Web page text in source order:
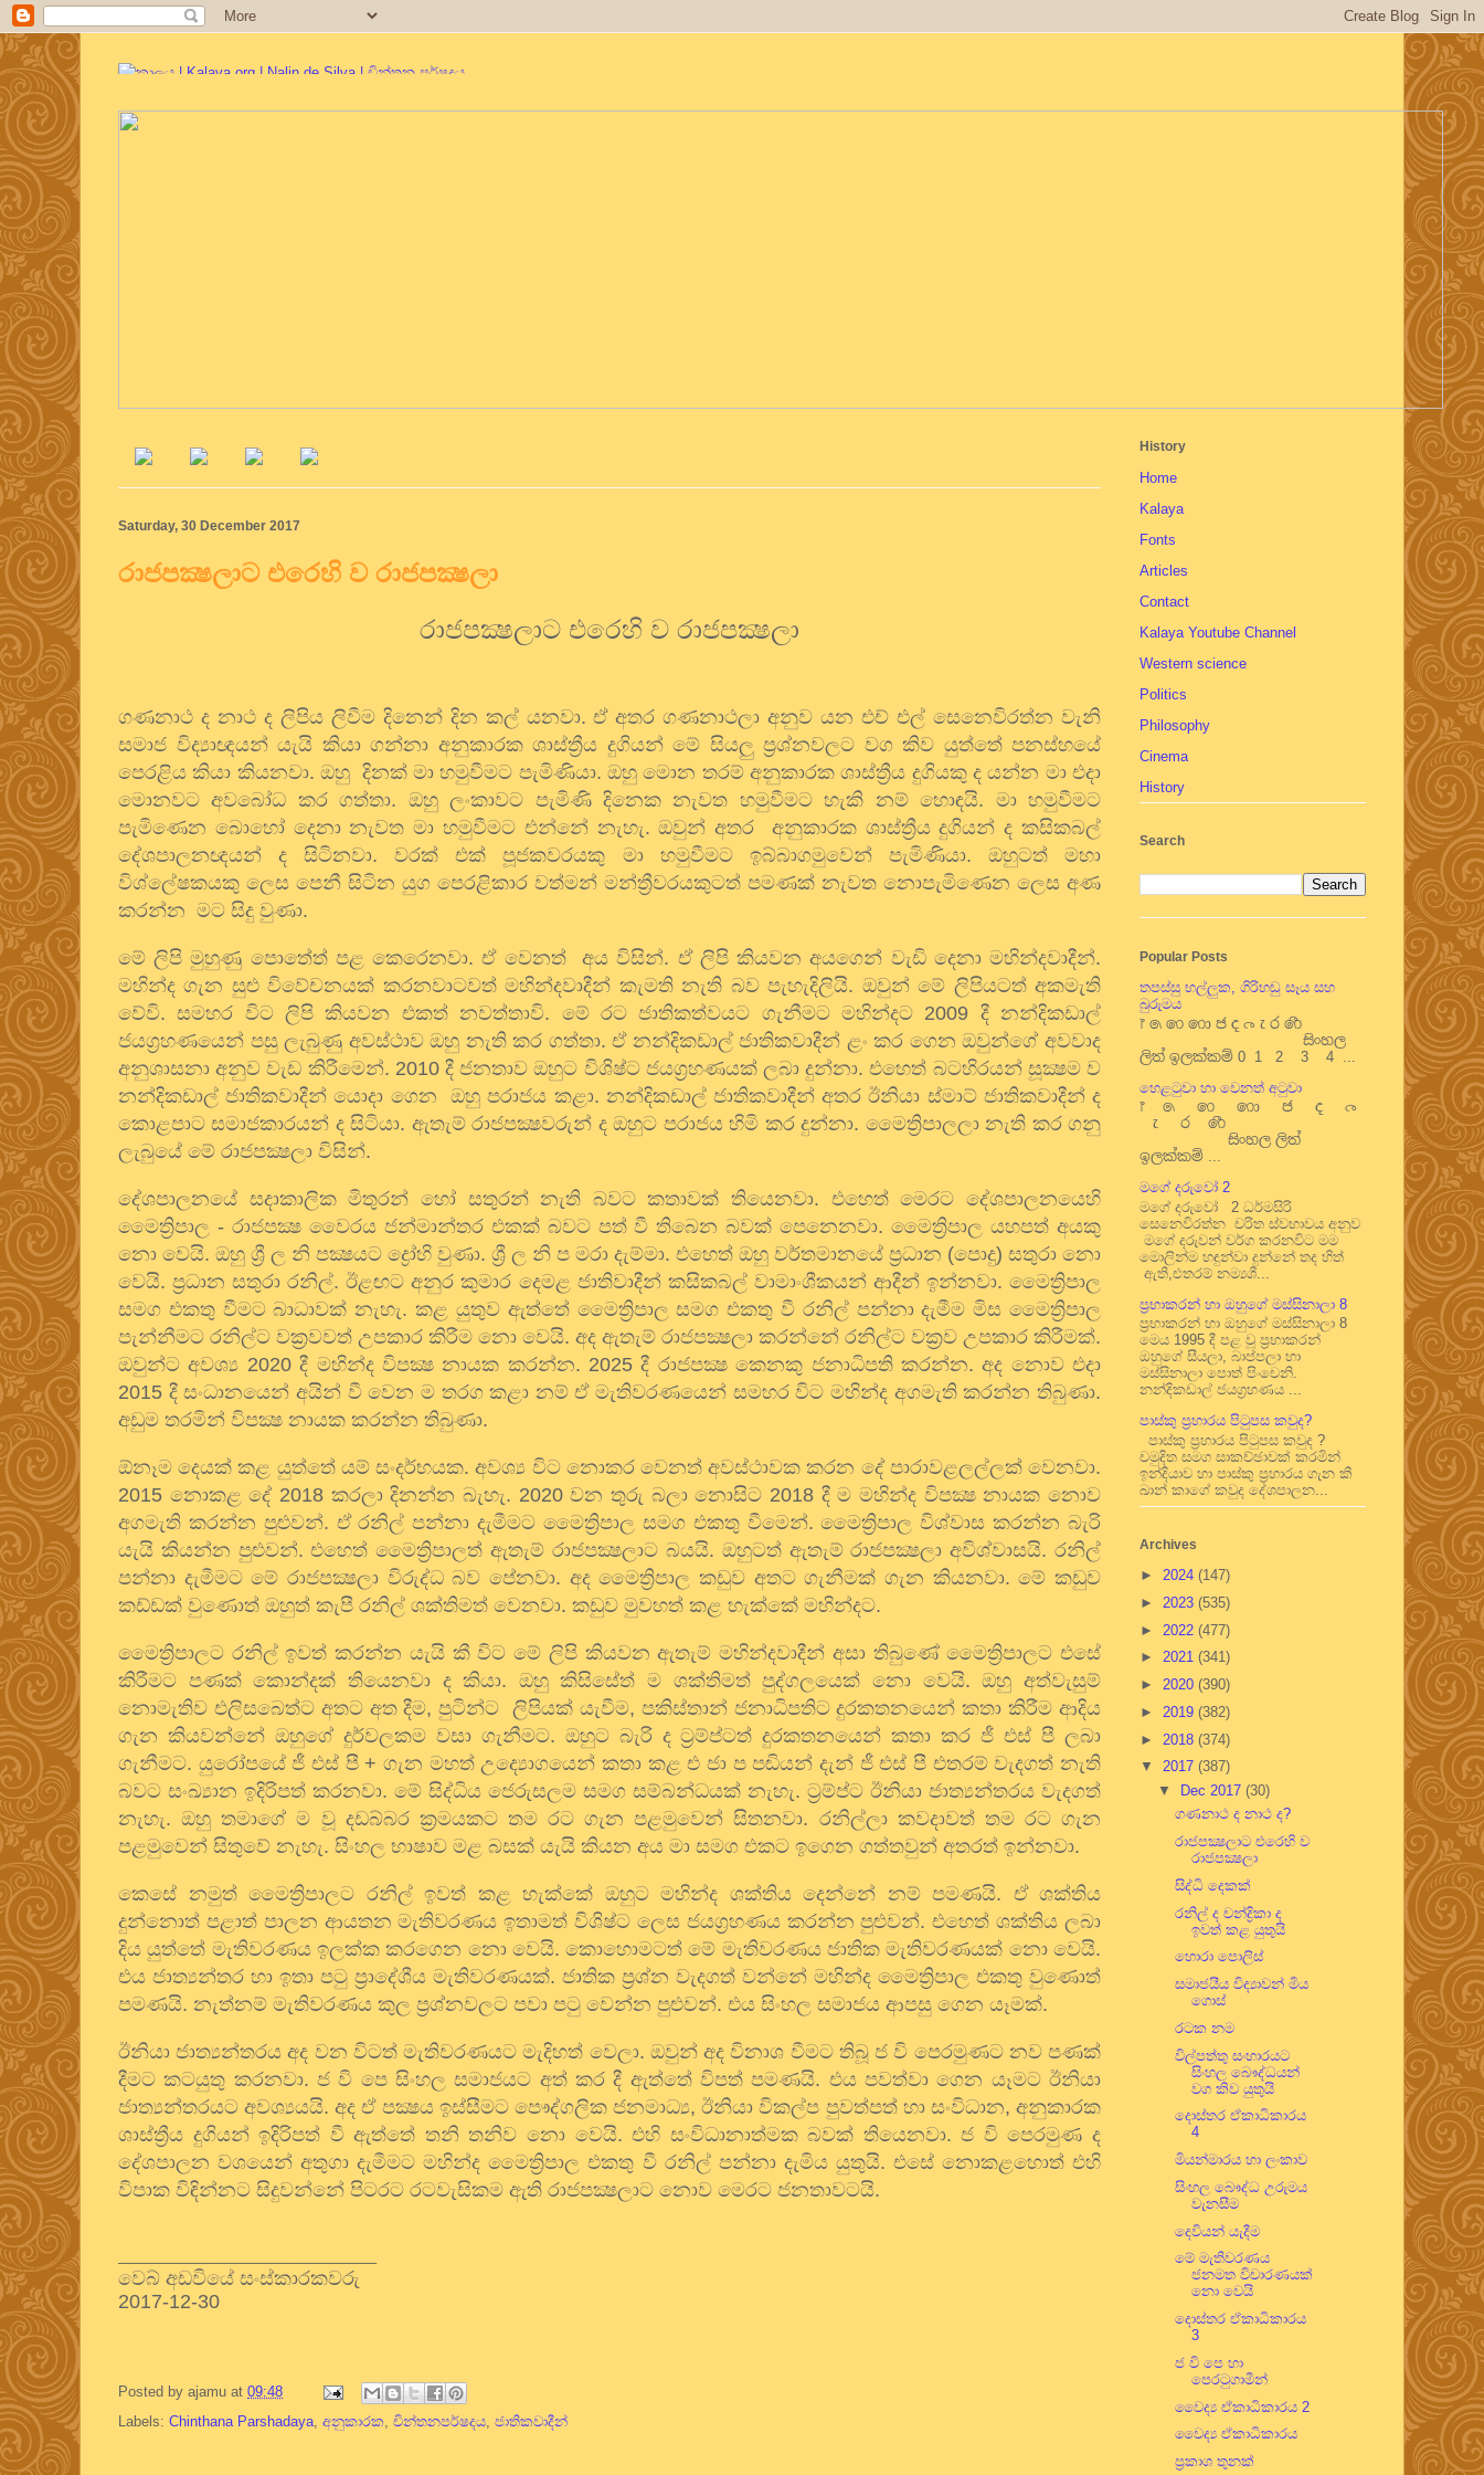
Saturday, 30 December 2017
රාජපක්‍ෂලාට එරෙහි ව රාජපක්‍ෂලා
රාජපක්‍ෂලාට එරෙහි ව රාජපක්‍ෂලා
ගණනාථ ද නාථ ද ලිපිය ලිවීම දිනෙන් දින කල් යනවා. ඒ අතර ගණනාථලා අනුව යන එච් එල් සෙනෙවිරත්න වැනි
සමාජ විද්‍යාඥයන් යැයි කියා ගන්නා අනුකාරක ශාස්ත්‍රීය දුගියන් මේ සියලු ප්‍රශ්නවලට වග කිව යුත්තේ පනස්හයේ
පෙරළිය කියා කියනවා. ඔහු දිනක් මා හමුවීමට පැමිණියා. ඔහු මොන තරම් අනුකාරක ශාස්ත්‍රීය දුගියකු ද යන්න මා එදා
මොනවට අවබෝධ කර ගත්තා. ඔහු ලංකාවට පැමිණි දිනෙක නැවත හමුවීමට හැකි නම් හොඳයි. මා හමුවීමට
පැමිණෙන බොහෝ දෙනා නැවත මා හමුවීමට එන්නේ නැහැ. ඔවුන් අතර අනුකාරක ශාස්ත්‍රීය දුගියන් ද කසිකබල්
දේශපාලනඥයන් ද සිටිනවා. වරක් එක් පූජකවරයකු මා හමුවීමට ඉබ්බාගමුවෙන් පැමිණියා. ඔහුටත් මහා
විශ්ලේෂකයකු ලෙස පෙනී සිටින යුග පෙරළිකාර වත්මන් මන්ත්‍රීවරයකුටත් පමණක් නැවත නොපැමිණෙන ලෙස අණ
කරන්න මට සිදු වුණා.
මේ ලිපි මුහුණු පොතේත් පළ කෙරෙනවා. ඒ වෙනත් අය විසින්. ඒ ලිපි කියවන අයගෙන් වැඩි දෙනා මහින්දවාදීන්.
මහින්ද ගැන සුළු විවේචනයක් කරනවාටවත් මහින්දවාදීන් කැමති නැති බව පැහැදිලියි. ඔවුන් මේ ලිපියටත් අකමැති
වේවි. සමහර විට ලිපි කියවන එකත් නවත්තාවි. මේ රට ජාතිකත්වයට ගැනීමට මහින්දට 2009 දී නන්දිකඩාල්
ජයග්‍රහණයෙන් පසු ලැබුණු අවස්ථාව ඔහු නැති කර ගත්තා. ඒ නන්දිකඩාල් ජාතිකවාදීන් ළං කර ගෙන ඔවුන්ගේ අවවාද
අනුශාසනා අනුව වැඩ කිරීමෙන්. 2010දී ජනතාව ඔහුට විශිෂ්ට ජයග්‍රහණයක් ලබා දුන්නා. එහෙත් බටහිරයන් සූක්‍ෂම ව
නන්දිකඩාල් ජාතිකවාදීන් යොදා ගෙන ඔහු පරාජය කළා. නන්දිකඩාල් ජාතිකවාදීන් අතර ඊනියා ස්මාට් ජාතිකවාදීන් ද
කොළපාට සමාජකාරයන් ද සිටියා. ඇතැම් රාජපක්‍ෂවරුන් ද ඔහුට පරාජය හිමි කර දුන්නා. මෛත්‍රිපාලලා නැති කර ගනු
ලැබුයේ මේ රාජපක්‍ෂලා විසින්.
දේශපාලනයේ සදාකාලික මිතුරන් හෝ සතුරන් නැති බවට කතාවක් තියෙනවා. එහෙත් මෙරට දේශපාලනයෙහි
මෛත්‍රිපාල - රාජපක්‍ෂ වෛරය ජන්මාන්තර එකක් බවට පත් වී තිබෙන බවක් පෙනෙනවා. මෛත්‍රිපාල යහපත් අයකු
නො වෙයි. ඔහු ශ්‍රී ල නි පක්‍ෂයට ද්‍රෝහි වුණා. ශ්‍රී ල නි ප මරා දැම්මා. එහෙත් ඔහු වර්තමානයේ ප්‍රධාන (පොදු) සතුරා නො
වෙයි. ප්‍රධාන සතුරා රනිල්. ඊළඟට අනුර කුමාර දෙමළ ජාතිවාදීන් කසිකබල් වාමාංශීකයන් ආදීන් ඉන්නවා. මෛත්‍රිපාල
සමග එකතු වීමට බාධාවක් නැහැ. කළ යුතුව ඇත්තේ මෛත්‍රිපාල සමග එකතු වී රනිල් පන්නා දැමීම මිස මෛත්‍රිපාල
පැන්නීමට රනිල්ට වක්‍රවවත් උපකාර කිරීම නො වෙයි. අද ඇතැම් රාජපක්‍ෂලා කරන්නේ රනිල්ට වක්‍රව උපකාර කිරීමක්.
ඔවුන්ට අවශ්‍ය 2020දී මහින්ද විපක්‍ෂ නායක කරන්න. 2025 දී රාජපක්‍ෂ කෙනකු ජනාධිපති කරන්න. අද නොව එදා
2015 දී සංධානයෙන් අයින් වී වෙන ම තරග කළා නම් ඒ මැතිවරණයෙන් සමහර විට මහින්ද අගමැති කරන්න තිබුණා.
අඩුම තරමින් විපක්‍ෂ නායක කරන්න තිබුණා.
ඕනෑම දෙයක් කළ යුත්තේ යම් සංදර්භයක. අවශ්‍ය විට නොකර වෙනත් අවස්ථාවක කරන දේ පාරාවළලල්ලක් වෙනවා.
2015 නොකළ දේ 2018 කරලා දිනන්න බැහැ. 2020වන තුරු බලා නොසිට 2018 දී ම මහින්ද විපක්‍ෂ නායක නොව
අගමැති කරන්න පුළුවන්. ඒ රනිල් පන්නා දැමීමට මෛත්‍රිපාල සමග එකතු වීමෙන්. මෛත්‍රිපාල විශ්වාස කරන්න බැරි
යැයි කියන්න පුළුවන්. එහෙත් මෛත්‍රිපාලත් ඇතැම් රාජපක්‍ෂලාට බයයි. ඔහුටත් ඇතැම් රාජපක්‍ෂලා අවිශ්වාසයි. රනිල්
පන්නා දැමීමට මේ රාජපක්‍ෂලා විරුද්ධ බව පේනවා. අද මෛත්‍රිපාල කඩුව අතට ගැනීමක් ගැන කියනවා. මේ කඩුව
කඩ්ඩක් වුණොත් ඔහුත් කැපී රනිල් ශක්තිමත් වෙනවා. කඩුව මුවහත් කළ හැක්කේ මහින්දට.
මෛත්‍රිපාලට රනිල් ඉවත් කරන්න යැයි කී විට මේ ලිපි කියවන ඇතැම් මහින්දවාදීන් අසා තිබුණේ මෛත්‍රිපාලට එසේ
කිරීමට පණක් කොන්දක් තියෙනවා ද කියා. ඔහු කිසිසේත් ම ශක්තිමත් පුද්ගලයෙක් නො වෙයි. ඔහු අත්වැසුම්
නොමැතිව එලිසබෙත්ට අතට අත දීම,පුටින්ට ලිපියක් යැවීම, පකිස්තාන් ජනාධිපතිට දුරකතනයෙන් කතා කිරීම ආදිය
ගැන කියවන්නේ ඔහුගේ දුර්වලකම වසා ගැනීමට. ඔහුට බැරි ද ට්‍රම්ප්ටත් දුරකතනයෙන් කතා කර ජී එස් පී ලබා
ගැනීමට. යුරෝපයේ ජී එස් පී + ගැන මහත් උද්‍යොගයෙන් කතා කළ එ ජා ප පඬියන් දැන් ජී එස් පී එතරම් වැදගත් නැති
බවට සංඛ්‍යාන ඉදිරිපත් කරනවා. මේ සිද්ධිය ජෙරුසලම සමග සම්බන්ධයක් නැහැ. ට්‍රම්ප්ට ඊනියා ජාත්‍යන්තරය වැදගත්
නැහැ. ඔහු තමාගේ ම වූ දඩබ්බර ක්‍රමයකට තම රට ගැන පළමුවෙන් සිතනවා. රනිල්ලා කවදාවත් තම රට ගැන
පළමුවෙන් සිතුවේ නැහැ. සිංහල භාෂාව මළ බසක් යැයි කියන අය මා සමග එකට ඉගෙන ගත්තවුන් අතරත් ඉන්නවා.
කෙසේ නමුත් මෛත්‍රිපාලට රනිල් ඉවත් කළ හැක්කේ ඔහුට මහින්ද ශක්තිය දෙන්නේ නම් පමණයි. ඒ ශක්තිය
දුන්නොත් පළාත් පාලන ආයතන මැතිවරණය ඉතාමත් විශිෂ්ට ලෙස ජයග්‍රහණය කරන්න පුළුවන්. එහෙත් ශක්තිය ලබා
දිය යුත්තේ මැතිවරණය ඉලක්ක කරගෙන නො වෙයි. කොහොමටත් මේ මැතිවරණය ජාතික මැතිවරණයක් නො වෙයි.
එය ජාත්‍යන්තර හා ඉතා පටු ප්‍රාදේශීය මැතිවරණයක්. ජාතික ප්‍රශ්න වැදගත් වන්නේ මහින්ද මෛත්‍රිපාල එකතු වුණොත්
පමණයි. නැත්නම් මැතිවරණය කුල ප්‍රශ්නවලට පවා පටු වෙන්න පුළුවන්. එය සිංහල සමාජය ආපසු ගෙන යෑමක්.
ඊනියා ජාත්‍යන්තරය අද වන විටත් මැතිවරණයට මැදිහත් වෙලා. ඔවුන් අද විනාශ වීමට තිබූ ජ වි පෙරමුණට නව පණක්
දීමට කටයුතු කරනවා. ජ වි පෙ සිංහල සමාජයට අත් කර දී ඇත්තේ විපත් පමණයි. එය පවත්වා ගෙන යෑමට ඊනියා
ජාත්‍යන්තරයට අවශ්‍යයයි. අද ඒ පක්‍ෂය ඉස්සීමට පෞද්ගලික ජනමාධ්‍ය,ඊනියා විකල්ප පුවත්පත් හා සංවිධාන,අනුකාරක
ශාස්ත්‍රීය දුගියන් ඉදිරිපත් වී ඇත්තේ තනි තනිව නො වෙයි. එහි සංවිධානාත්මක බවක් තියෙනවා. ජ වි පෙරමුණ ද
දේශපාලන වශයෙන් අතුගා දැමීමට මහින්ද මෛත්‍රිපාල එකතු වී රනිල් පන්නා දැමිය යුතුයි. එසේ නොකළහොත් එහි
විපාක විඳින්නට සිදුවන්නේ පිටරට රටවැසිකම ඇති රාජපක්‍ෂලාට නොව මෙරට ජනතාවටයි.
වෙබ් අඩවියේ සංස්කාරකවරු
2017-12-30
Posted by ajamu at 09:48
Labels: Chinthana Parshadaya අනුකාරක චින්තනපර්ෂදය ජාතිකවාදීන්
History
Home
Kalaya
Fonts
Articles
Contact
Kalaya Youtube Channel
Western science
Politics
Philosophy
Cinema
History
Search
Popular Posts
තපස්සු භල්ලුක, ගිරිහඬු සෑය සහ
බුරුමය
෦ ෧ ෨ ෩ ෪ ෫ ෬ ෭ ෮ ෯
සිංහල
ලිත් ඉලක්කම් 0 1 2 3 4 ...
හෙළටුවා හා වෙනත් අටුවා
෦ ෧ ෨ ෩ ෪ ෫ ෬
෭ ෮ ෯
සිංහල ලිත්
ඉලක්කම් ...
මගේ දරුවෝ 2
මගේ දරුවෝ 2 ධර්මසිරි
සෙනෙවිරත්න චරිත ස්වභාවය අනුව
මගේ දරුවන් වර්ග කරනවිට මම
මොලින්ම හඳුන්වා දුන්නේ තද හිත්
ඇති,එතරම් නම්‍යශී...
ප්‍රභාකරන් හා ඔහුගේ මස්සිනාලා 8
ප්‍රභාකරන් හා ඔහුගේ මස්සිනාලා 8
මෙය 1995 දී පළ වූ ප්‍රභාකරන්
ඔහුගේ සීයලා, බාප්පලා හා
මස්සිනාලා පොත් පිංචෙනි.
නන්දිකඩාල් ජයග්‍රහණය ...
පාස්කු ප්‍රහාරය පිටුපස කවුද?
පාස්කු ප්‍රහාරය පිටුපස කවුද ?
චමුදිත සමග සාකච්ඡාවක් කරමින්
ඉන්දියාව හා පාස්කු ප්‍රහාරය ගැන කී
ඛාන් කාගේ කවුද දේශපාලන...
Archives
► 2024 (147)
► 2023 (535)
► 2022 (477)
► 2021 (341)
► 2020 (390)
► 2019 (382)
► 2018 (374)
▼ 2017 (387)
▼
Dec 2017 (30)
ගණනාථ ද නාථ ද?
රාජපක්‍ෂලාට එරෙහි ව
රාජපක්‍ෂලා
සිද්ධි දෙකක්
රනිල් ද චන්ද්‍රිකා ද
ඉවත් කළ යුතුයි
හොරා පොලිස්
සමාජයීය විද්‍යාවන් මිය
ගොස්
රටක නම
විල්පත්තු සංහාරයට
සිංහල බෞද්ධයන්
වග කිව යුතුයි
දොස්තර ඒකාධිකාරය
4
මියන්මාරය හා ලංකාව
සිංහල බෞද්ධ උරුමය
වැනසීම
දෙවියන් යැදීම
මේ මැතිවරණය
ජනමත විචාරණයක්
නො වෙයි
දොස්තර ඒකාධිකාරය
3
ජ වි පෙ හා
පෙරටුගාමීන්
වෛද්‍ය ඒකාධිකාරය 2
වෛද්‍ය ඒකාධිකාරය
ප්‍රකාශ තුනක්